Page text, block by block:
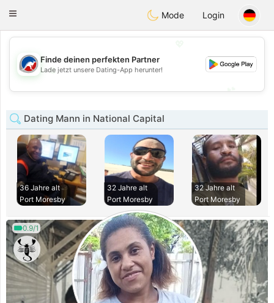
Australia Chat
Toggle
Mode Login
💖
💕
Finde deinen perfekten Partner
Lade jetzt unsere Dating-App herunter!
Dating Mann in National Capital
36 Jahre alt
Port Moresby
32 Jahre alt
Port Moresby
32 Jahre alt
Port Moresby
0.9/1